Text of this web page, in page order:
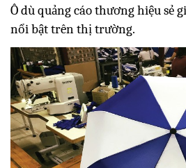
Ô dù quảng cáo thương hiệu sẻ
nổi bật trên thị trường.